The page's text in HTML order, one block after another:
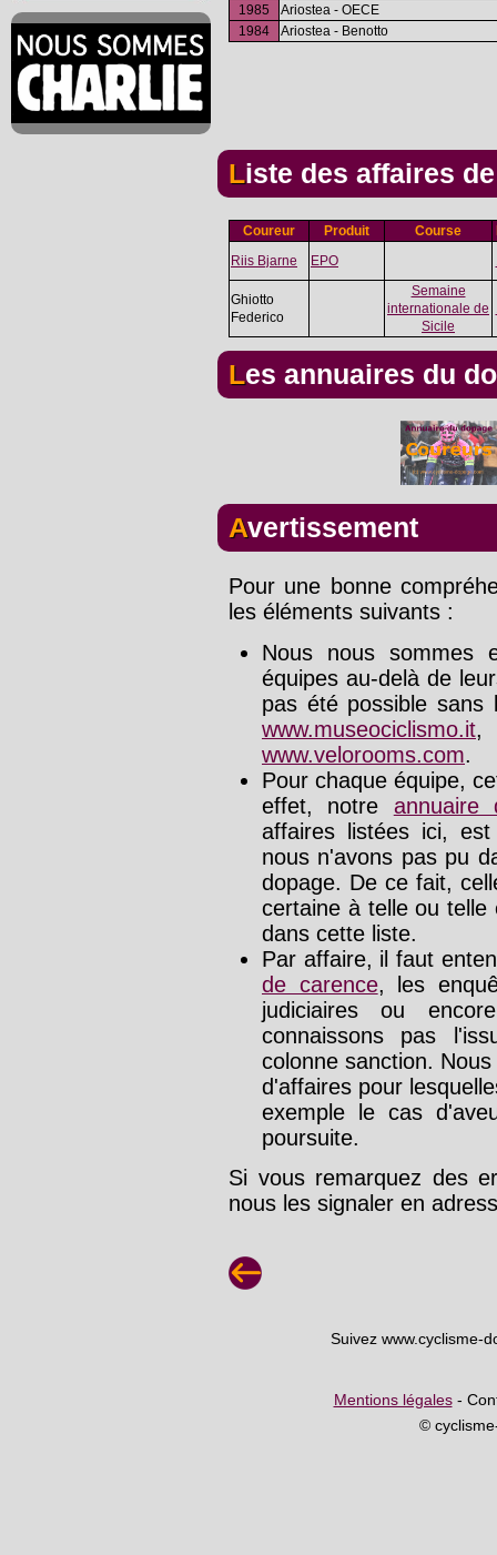
1985
Ariostea - OECE
1984
Ariostea - Benotto
Liste des affaires
Coureur Produit Course
Riis Bjarne
EPO
Ghiotto
Federico
Semaine
internationale de
Sicile
Les annuaires du
Avertissement
Pour une bonne
les éléments suivants :
Nous nous sommes
équipes au-delà de
pas été possible sans
www.museociclismo.it
www.velorooms.com.
Pour chaque équipe,
effet, notre annuaire
affaires listées ici,
nous n'avons pas pu
dopage. De ce fait,
certaine à telle ou telle
dans cette liste.
Par affaire, il faut
de carence, les
judiciaires ou
connaissons pas
colonne sanction.
d'affaires pour
exemple le cas
poursuite.
Si vous remarquez des
nous les signaler en
Suivez www.cyclisme-
Mentions légales-
©